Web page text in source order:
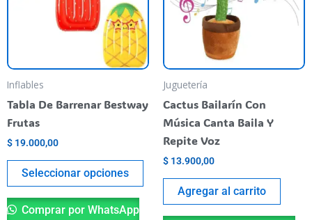
Inflables
Tabla De Barrenar Bestway
Frutas
$ 19.000,00
Seleccionar opciones
variantes.
Las
opciones
se
pueden
elegir
página
producto
Comprar por WhatsApp
Juguetería
Cactus Bailarín Con
Música Canta Baila Y
Repite Voz
$ 13.900,00
Agregar al carrito